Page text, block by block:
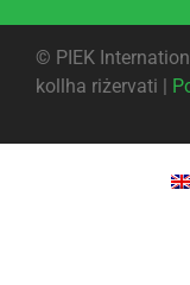
© PIEK
kollha riżervati |